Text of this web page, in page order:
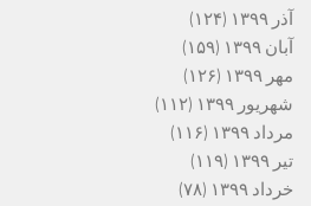
آذر ۱۳۹۹
(۱۲۴)
آبان ۱۳۹۹
(۱۵۹)
مهر ۱۳۹۹
(۱۲۶)
شهریور ۱۳۹۹
(۱۱۲)
مرداد ۱۳۹۹
(۱۱۶)
تیر ۱۳۹۹
(۱۱۹)
خرداد ۱۳۹۹
(۷۸)